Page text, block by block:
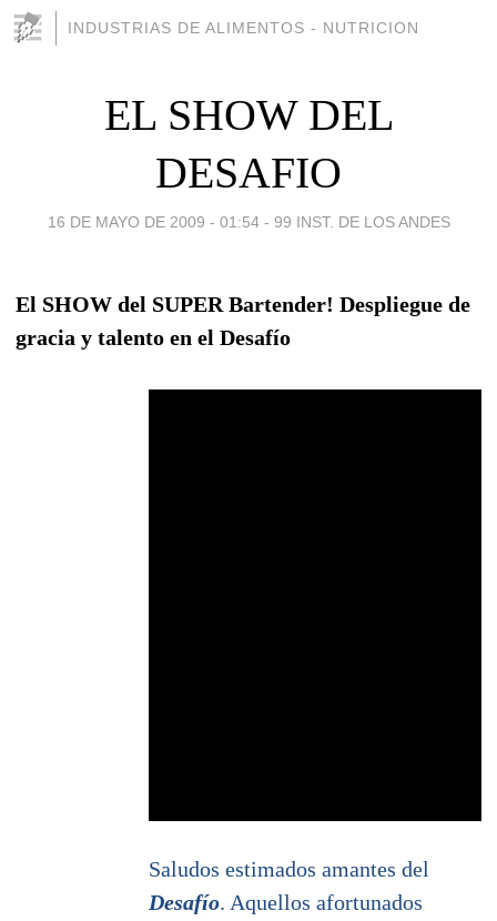
INDUSTRIAS DE ALIMENTOS - NUTRICION
EL SHOW DEL
DESAFIO
16 DE MAYO DE 2009 - 01:54 - 99 INST. DE LOS ANDES
El SHOW del SUPER Bartender! Despliegue de
gracia y talento en el Desafío
Saludos estimados amantes del
Desafío. Aquellos afortunados